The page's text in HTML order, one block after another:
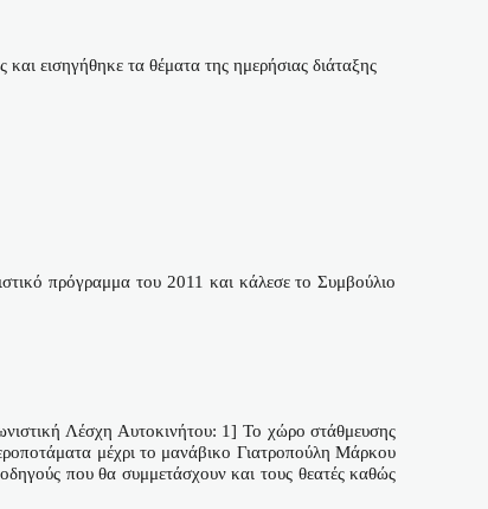
εισηγήθηκε τα θέματα της ημερήσιας διάταξης
πρόγραμμα του 2011 και κάλεσε το Συμβούλιο
Λέσχη Αυτοκινήτου: 1] Το χώρο στάθμευσης
μέχρι το μανάβικο Γιατροπούλη Μάρκου
που θα συμμετάσχουν και τους θεατές καθώς